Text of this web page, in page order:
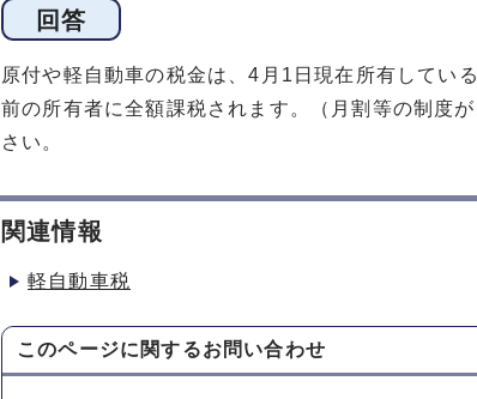
回答
原付や軽自動車の税金は、4月1日現在所有してい
前の所有者に全額課税されます。（月割等の制度
さい。
関連情報
軽自動車税
このページに関するお問い合わせ